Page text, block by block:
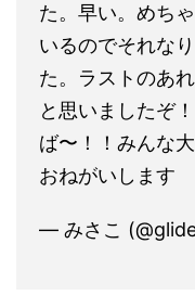
た。早い。めち
いるのでそれな
た。ラストのあ
と思いましたぞ
ば〜！！みんな
おねがいします
— みさこ